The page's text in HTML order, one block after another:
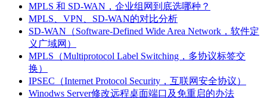
MPLS 和 SD-WAN，企业组网到底选哪种？
MPLS、VPN、SD-WAN的对比分析
SD-WAN（Software-Defined Wide Area Network，软件定
义广域网）
MPLS（Multiprotocol Label Switching，多协议标签交
换）
IPSEC（Internet Protocol Security，互联网安全协议）
Winodws Server修改远程桌面端口及免重启的办法